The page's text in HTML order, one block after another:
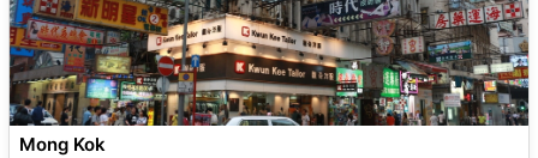
Mong Kok